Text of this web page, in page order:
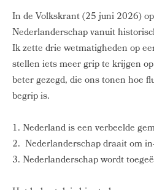
In de Volkskrant (25 juni 2026)
Nederlanderschap vanuit
Ik zette drie wetmatigheden op
stellen iets meer grip te krijgen op
beter gezegd, die ons tonen hoe
begrip is.
1. Nederland is een verbeelde
2. Nederlanderschap draait om
3. Nederlanderschap wordt